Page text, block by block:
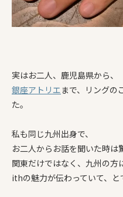
実はお二人、鹿児島県から、
銀座アトリエまで、リングの
た。
私も同じ九州出身で、
お二人からお話を聞いた時は
関東だけではなく、九州の方
ithの魅力が伝わっていて、と